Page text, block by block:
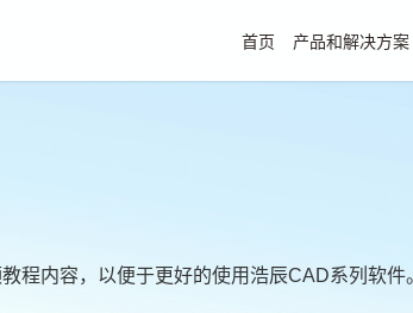
首页 产品和解决方案
程内容，以便于更好的使用浩辰CAD系列软件